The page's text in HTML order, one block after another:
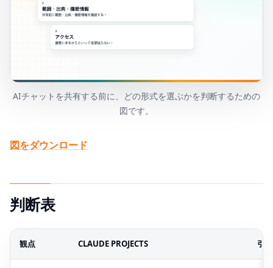
AIチャットを共有する前に、どの形式を選ぶかを判断するための
図です。
図をダウンロード
判断表
観点 CLAUDE PROJECTS 引